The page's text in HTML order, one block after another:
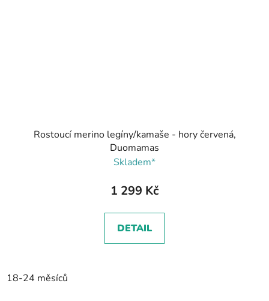
Rostoucí merino legíny/kamaše - hory červená,
Duomamas
Skladem*
1 299 Kč
DETAIL
18-24 měsíců